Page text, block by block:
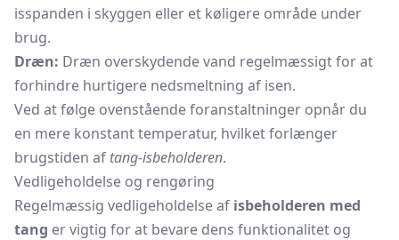
isspanden i skyggen eller et køligere område under
brug.
Dræn: Dræn overskydende vand regelmæssigt for at
forhindre hurtigere nedsmeltning af isen.
Ved at følge ovenstående foranstaltninger opnår du
en mere konstant temperatur, hvilket forlænger
brugstiden af tang-isbeholderen.
Vedligeholdelse og rengøring
Regelmæssig vedligeholdelse af isbeholderen med
tang er vigtig for at bevare dens funktionalitet og